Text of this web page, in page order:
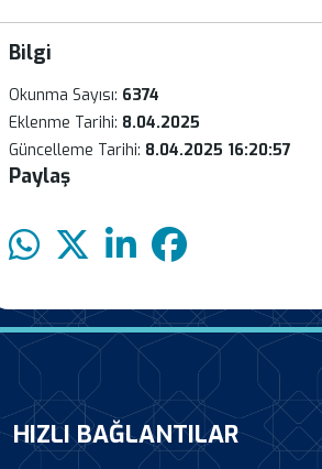
Bilgi
Okunma Sayısı: 6374
Eklenme Tarihi: 8.04.2025
Güncelleme Tarihi: 8.04.2025 16:20:57
Paylaş
HIZLI BAĞLANTILAR